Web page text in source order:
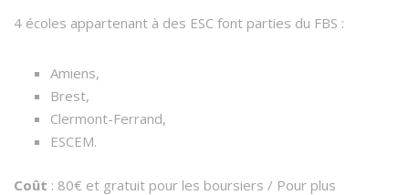
4 écoles appartenant à des ESC font parties du FBS :
Amiens,
Brest,
Clermont-Ferrand,
ESCEM.
Coût : 80€ et gratuit pour les boursiers / Pour plus